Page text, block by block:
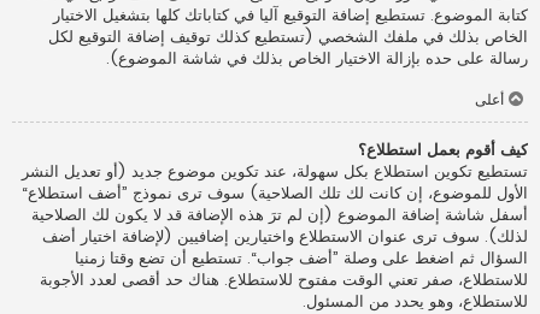
كتابة الموضوع. تستطيع إضافة التوقيع آليا في كتاباتك كلها بتشغيل الاختيار
الخاص بذلك في ملفك الشخصي (تستطيع كذلك توقيف إضافة التوقيع لكل
رسالة على حده بإزالة الاختيار الخاص بذلك في شاشة الموضوع).
أعلى
كيف أقوم بعمل استطلاع؟
تستطيع تكوين استطلاع بكل سهولة، عند تكوين موضوع جديد (أو تعديل النشر
الأول للموضوع، إن كانت لك تلك الصلاحية) سوف ترى نموذج ”أضف استطلاع“
أسفل شاشة إضافة الموضوع (إن لم ترَ هذه الإضافة قد لا يكون لك الصلاحية
لذلك). سوف ترى عنوان الاستطلاع واختيارين إضافيين (لإضافة اختيار أضف
السؤال ثم اضغط على وصلة ”أضف جواب“. تستطيع أن تضع وقتا زمنيا
للاستطلاع، صفر تعني الوقت مفتوح للاستطلاع. هناك حد أقصى لعدد الأجوبة
للاستطلاع، وهو يحدد من المسئول.